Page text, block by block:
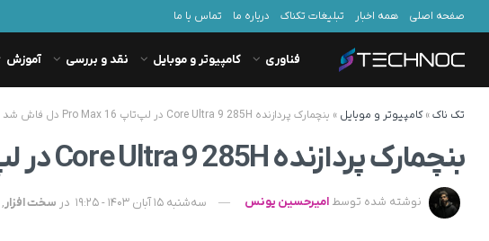
صفحه اصلی همه اخبار تبلیغات تکناک درباره ما تماس با ما
فناوری کامپیوتر و موبایل نقد و بررسی آموزش
تک ناک»کامپیوتر و موبایل » بنچمارک پردازنده Core Ultra 9 285H در لپ‌تاپ Pro Max 16 دل فاش شد
بنچمارک پردازنده Core Ultra 9 285H در لپ‌تاپ Pro Max 16 دل فاش شد
نوشته شده توسط امیرحسین یونس سه‌شنبه 15 آبان 1403 - 19:25 در سخت افزار,